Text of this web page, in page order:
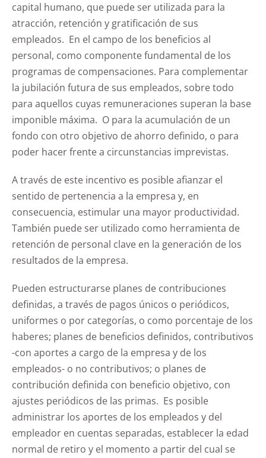
capital humano, que puede ser utilizada para la
atracción, retención y gratificación de sus
empleados. En el campo de los beneficios al
personal, como componente fundamental de los
programas de compensaciones. Para complementar
la jubilación futura de sus empleados, sobre todo
para aquellos cuyas remuneraciones superan la base
imponible máxima. O para la acumulación de un
fondo con otro objetivo de ahorro definido, o para
poder hacer frente a circunstancias imprevistas.
A través de este incentivo es posible afianzar el
sentido de pertenencia a la empresa y, en
consecuencia, estimular una mayor productividad.
También puede ser utilizado como herramienta de
retención de personal clave en la generación de los
resultados de la empresa.
Pueden estructurarse planes de contribuciones
definidas, a través de pagos únicos o periódicos,
uniformes o por categorías, o como porcentaje de los
haberes; planes de beneficios definidos, contributivos
-con aportes a cargo de la empresa y de los
empleados- o no contributivos; o planes de
contribución definida con beneficio objetivo, con
ajustes periódicos de las primas. Es posible
administrar los aportes de los empleados y del
empleador en cuentas separadas, establecer la edad
normal de retiro y el momento a partir del cual se